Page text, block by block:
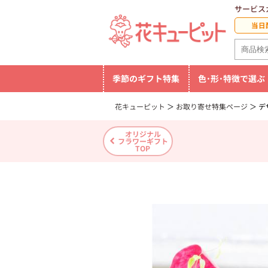
サービス
当日
季節のギフト特集 色･形･特徴で選ぶ
花キューピット お取り寄せ特集ページ デ
オリジナル
フラワーギフト
TOP